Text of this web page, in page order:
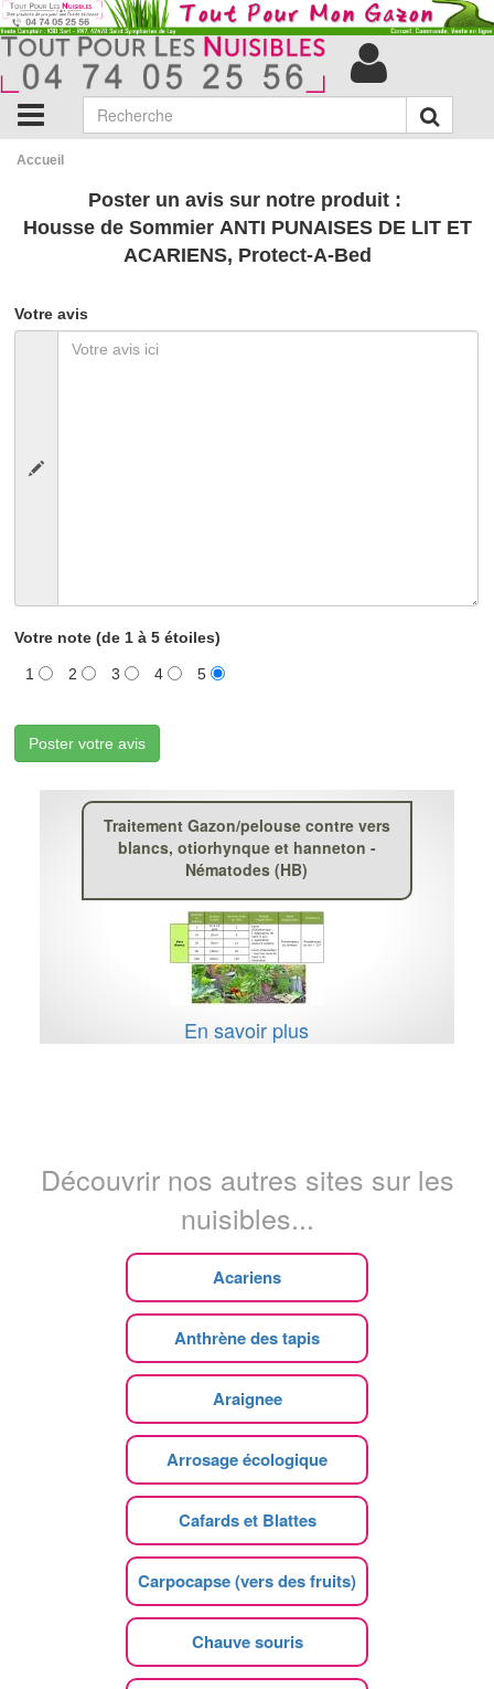
Accueil
Poster un avis sur notre produit :
Housse de Sommier ANTI PUNAISES DE LIT ET
ACARIENS, Protect-A-Bed
Votre avis
Votre note (de 1 à 5 étoiles)
1 2 3 4 5
Poster votre avis
Traitement Gazon/pelouse contre vers
blancs, otiorhynque et hanneton -
Nématodes (HB)
En savoir plus
Découvrir nos autres sites sur les
nuisibles...
Acariens
Anthrène des tapis
Araignee
Arrosage écologique
Cafards et Blattes
Carpocapse (vers des fruits)
Chauve souris